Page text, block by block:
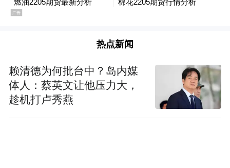
旅平台公布中奖名额，并尽快安排奖品邮
热点新闻
赖清德为何批台中？岛内媒
体人：蔡英文让他压力大，
趁机打卢秀燕